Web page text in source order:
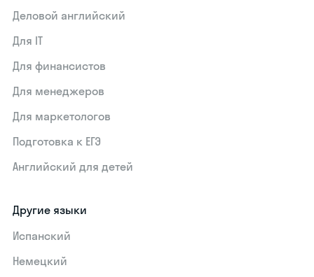
Деловой английский
Для IT
Для финансистов
Для менеджеров
Для маркетологов
Подготовка к ЕГЭ
Английский для детей
Другие языки
Испанский
Немецкий